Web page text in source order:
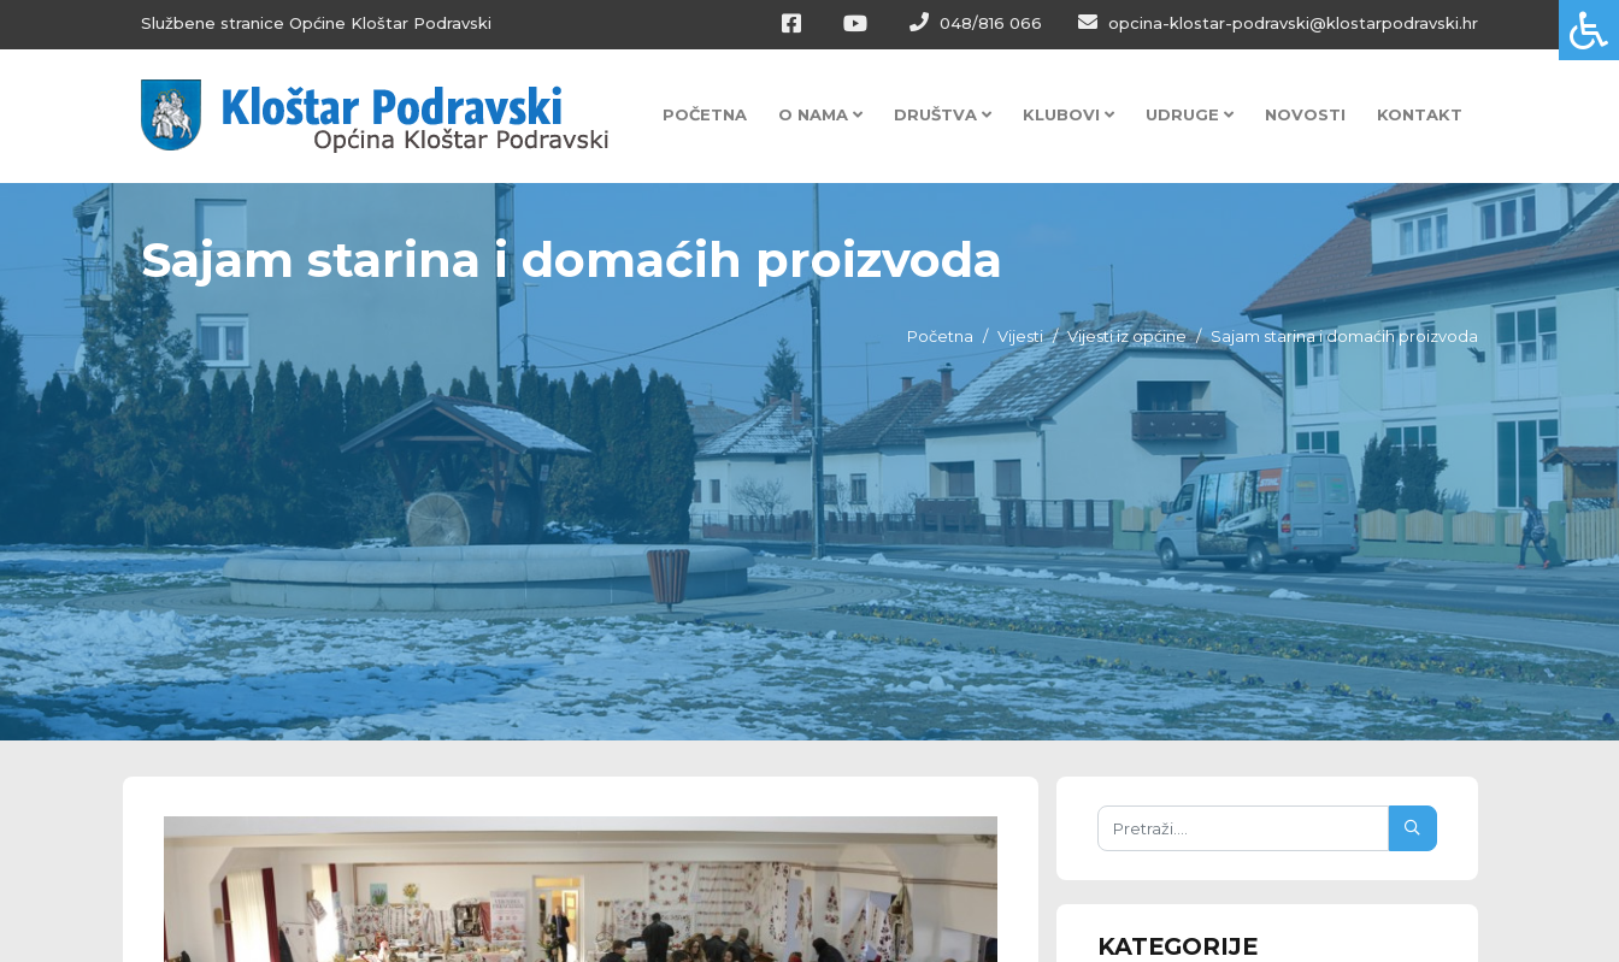
Službene stranice Općine Kloštar Podravski 048/816 066 opcina-klostar-podravski@klostarpodravski.hr
POČETNA O NAMA DRUŠTVA KLUBOVI UDRUGE NOVOSTI KONTAKT
Sajam starina i domaćih proizvoda
Početna Vijesti Vijesti iz općine Sajam starina i domaćih proizvoda
KATEGORIJE